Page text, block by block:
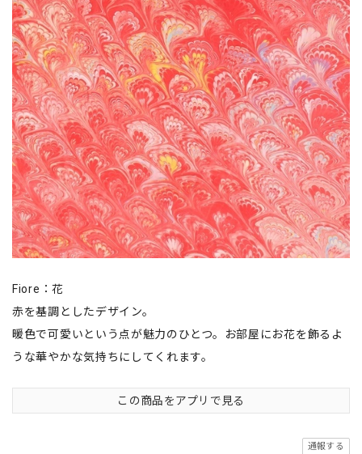
Fiore：花
赤を基調としたデザイン。
暖色で可愛いという点が魅力のひとつ。お部屋にお花を飾るよ
うな華やかな気持ちにしてくれます。
この商品をアプリで見る
通報する